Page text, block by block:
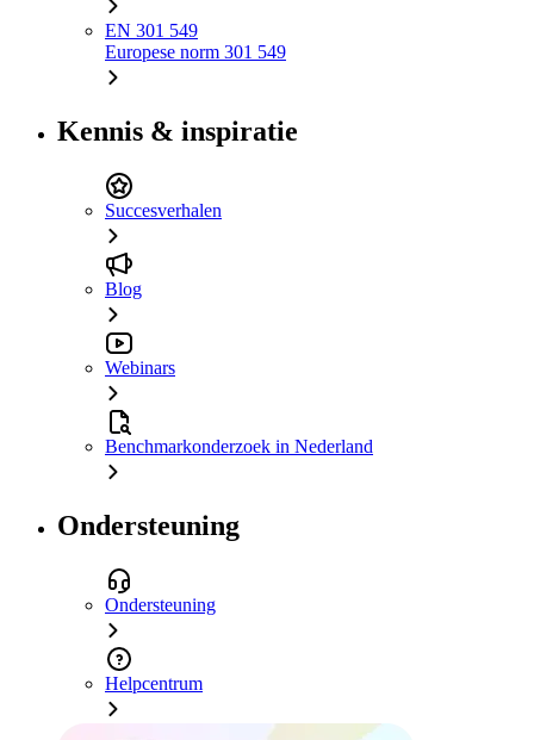
EN 301 549
Europese norm 301 549
Kennis & inspiratie
Succesverhalen
Blog
Webinars
Benchmarkonderzoek in Nederland
Ondersteuning
Ondersteuning
Helpcentrum